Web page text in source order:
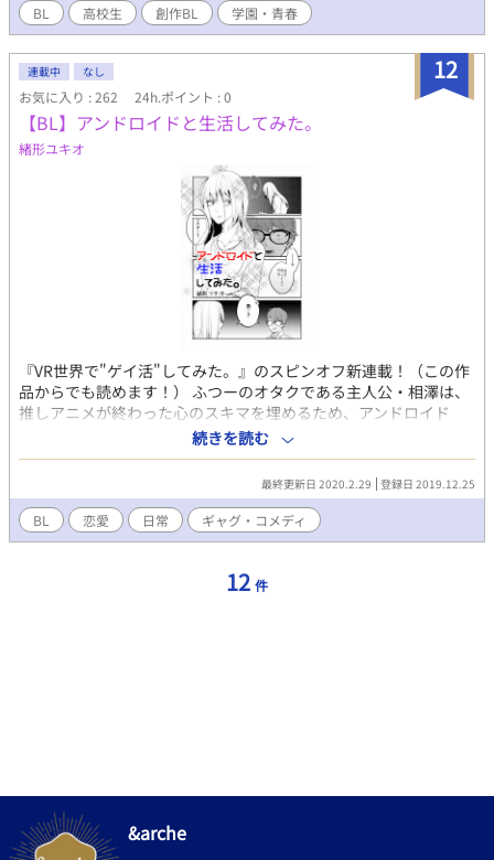
BL 高校生 創作BL 学園・青春
12
連載中 なし
お気に入り : 262 24h.ポイント : 0
【BL】アンドロイドと生活してみた。
緒形ユキオ
『VR世界で"ゲイ活"してみた。』のスピンオフ新連載！（この作
品からでも読めます！） ふつーのオタクである主人公・相澤は、
推しアニメが終わった心のスキマを埋めるため、アンドロイド
（Useful Sweet Android：うさお）を衝動買いする。 しかし女性
型と思っていたアンドロイドが実は男性型で――！？ 「一応どっ
ちも出来るように設計されているが…どっちをやる？」 「どっち
ってナニが！？」 ※ギャグです ※フィクションです
続きを読む
最終更新日 2020.2.29 登録日 2019.12.25
BL 恋愛 日常 ギャグ・コメディ
12 件
&arche